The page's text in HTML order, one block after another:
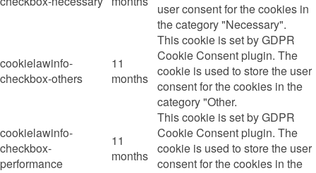
user consent for the cookies in
the category "Necessary".
cookielawinfo-
checkbox-others
11
months
This cookie is set by GDPR
Cookie Consent plugin. The
cookie is used to store the user
consent for the cookies in the
category "Other.
cookielawinfo-
checkbox-
performance
11
months
This cookie is set by GDPR
Cookie Consent plugin. The
cookie is used to store the user
consent for the cookies in the